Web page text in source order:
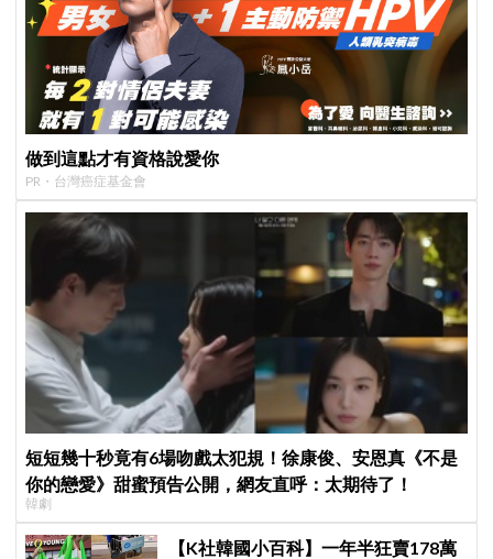
做到這點才有資格說愛你
PR・台灣癌症基金會
短短幾十秒竟有6場吻戲太犯規！徐康俊、安恩真《不是
你的戀愛》甜蜜預告公開，網友直呼：太期待了！
韓劇
【K社韓國小百科】一年半狂賣178萬